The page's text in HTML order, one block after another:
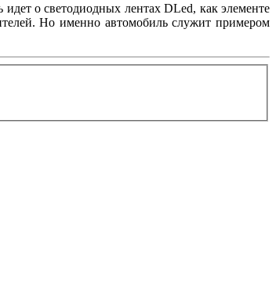
о светодиодных лентах DLed, как элементе
Но именно автомобиль служит примером